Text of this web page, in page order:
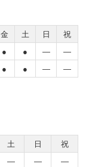
金 土 日
祝
● ● ―
―
● ● ―
―
土 日
祝
― ― ―